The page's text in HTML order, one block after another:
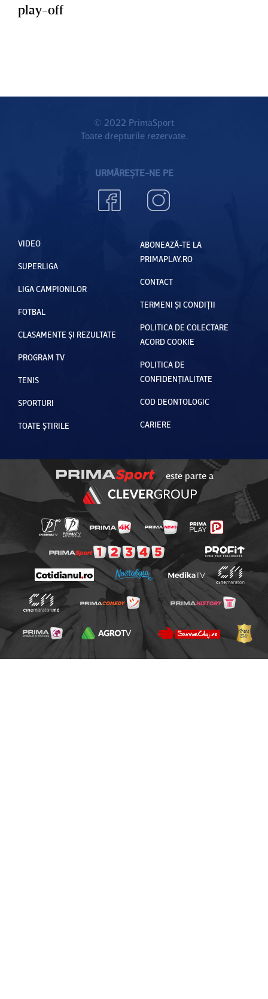
play-off
© 2022 PrimaSport
Toate drepturile rezervate.
URMĂREȘTE-NE PE
VIDEO
SUPERLIGA
LIGA CAMPIONILOR
FOTBAL
CLASAMENTE ȘI REZULTATE
PROGRAM TV
TENIS
SPORTURI
TOATE ȘTIRILE
ABONEAZĂ-TE LA
PRIMAPLAY.RO
CONTACT
TERMENI ȘI CONDIȚII
POLITICA DE COLECTARE
ACORD COOKIE
POLITICA DE
CONFIDENȚIALITATE
COD DEONTOLOGIC
CARIERE
este parte a